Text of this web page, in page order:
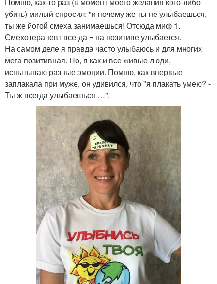
убить) милый спросил: "и почему же ты не улыбаешься,
ты же йогой смеха занимаешься! Отсюда миф 1.
Смехотерапевт всегда = на позитиве улыбается.
На самом деле я правда часто улыбаюсь и для многих
мега позитивная. Но, я как и все живые люди,
испытываю разные эмоции. Помню, как впервые
заплакала при муже, он удивился, что "я плакать умею? -
Ты ж всегда улыбаешься …".